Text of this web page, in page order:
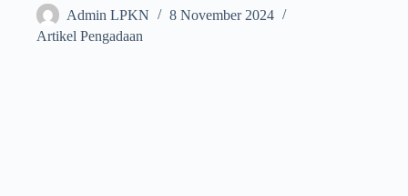
Admin LPKN
8 November 2024
Artikel Pengadaan